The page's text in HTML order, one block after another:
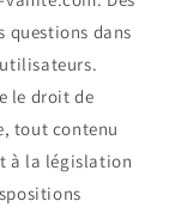
questions dans
le droit de
tout contenu
à la législation